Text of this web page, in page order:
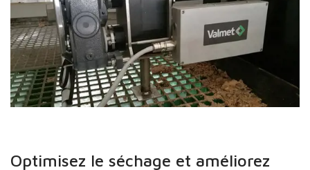
Optimisez le séchage et améliorez